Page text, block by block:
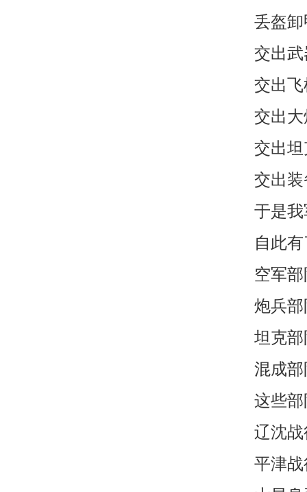
丢盔卸
交出武
交出飞
交出大
交出坦
交出装
于是我
自此
空军部
炮兵部
坦克部
混成部
这些部
辽沈战
平津战